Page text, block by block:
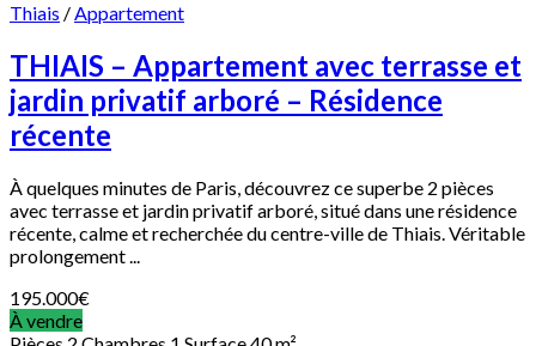
Thiais /Appartement
THIAIS – Appartement avec terrasse et
jardin privatif arboré – Résidence
récente
À quelques minutes de Paris, découvrez ce superbe 2 pièces
avec terrasse et jardin privatif arboré, situé dans une résidence
récente, calme et recherchée du centre-ville de Thiais. Véritable
prolongement ...
195.000€
À vendre